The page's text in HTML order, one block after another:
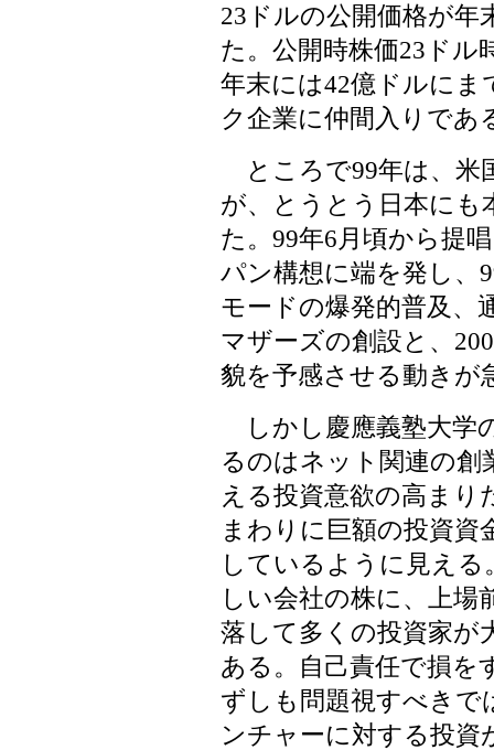
23ドルの公開価格が年
た。公開時株価23ドル
年末には42億ドルに
ク企業に仲間入りであ
ところで99年は、米
が、とうとう日本にも
た。99年6月頃から提
パン構想に端を発し、
モードの爆発的普及、
マザーズの創設と、
貌を予感させる動きが
しかし慶應義塾大学
るのはネット関連の創
える投資意欲の高まり
まわりに巨額の投資資
しているように見える
しい会社の株に、上場
落して多くの投資家が
ある。自己責任で損を
ずしも問題視すべき
ンチャーに対する投資